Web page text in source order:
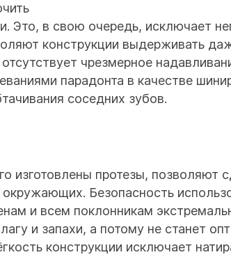
Это, в свою очередь, исключает
конструкции выдерживать
чрезмерное
парадонта в качестве
соседних зубов.
изготовлены протезы, позволяют
Безопасность
и всем поклонникам
и запахи, а потому не станет
конструкции исключает